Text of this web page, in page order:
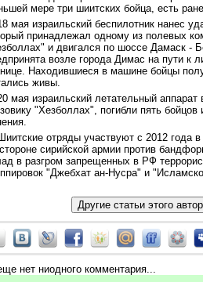
мере три шиитских бойца, есть
мая израильский беспилотник нанес
принадлежал одному из полевых
и двигался по шоссе Дамаск -
возле города Димас на пути к
Находившиеся в машине бойцы
живы.
мая израильский летательный аппарат
"Хезболлах", погибли пять бойцов
отряды участвуют с 2012 года
сирийской армии против
в разгром запрещенных в РФ
"Джебхат ан-Нусра" и
нет ниодного комментария...